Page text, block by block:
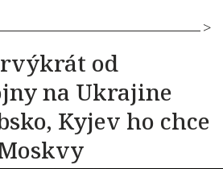
od
na Ukrajine
Kyjev ho chce